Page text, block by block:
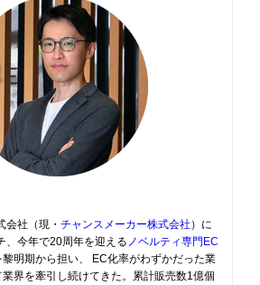
社（現・ チャンスメーカー株式会社 ）に
、今年で20周年を迎える ノベルティ専門EC
黎明期から担い、 EC化率がわずかだった業
界を牽引し続けてきた。累計販売数1億個